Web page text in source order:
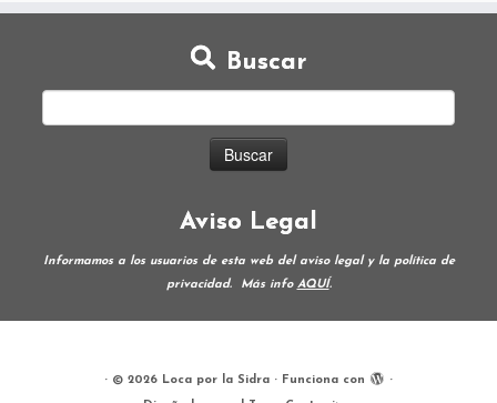
Buscar
Aviso Legal
Informamos a los usuarios de esta web del aviso legal y la política de
privacidad.
Más info AQUÍ.
· © 2026 Loca por la Sidra · Funciona con ·